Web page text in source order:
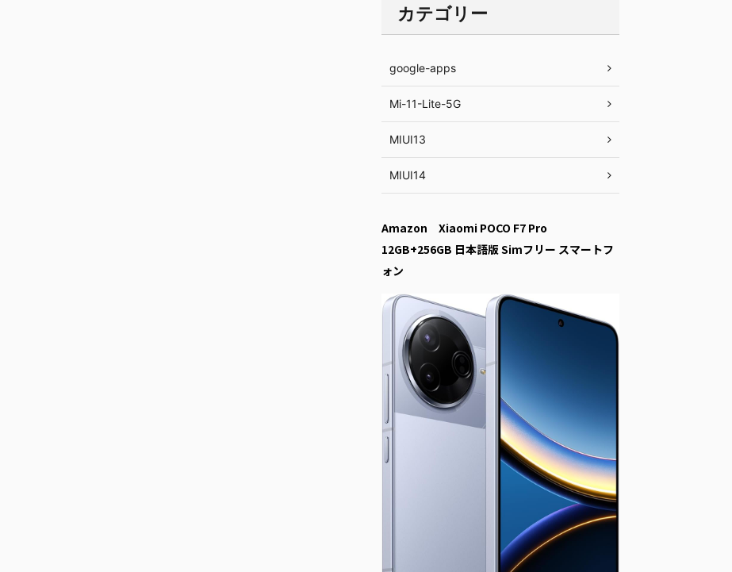
カテゴリー
google-apps
Mi-11-Lite-5G
MIUI13
MIUI14
Amazon Xiaomi POCO F7 Pro
12GB+256GB 日本語版 Simフリー スマートフ
ォン